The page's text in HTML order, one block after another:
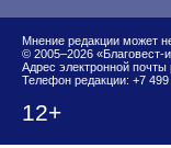
Мнение редакции может
© 2005–2026 «Благовест-
Адрес электронной почты
Телефон редакции: +7
12+